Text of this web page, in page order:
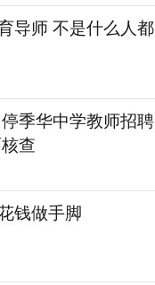
导师 不是什么人都
季华中学教师招聘
查
钱做手脚